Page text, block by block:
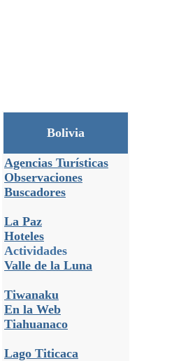
Bolivia
Agencias Turísticas
Observaciones
Buscadores
La Paz
Hoteles
Actividades
Valle de la Luna
Tiwanaku
En la Web
Tiahuanaco
Lago Titicaca